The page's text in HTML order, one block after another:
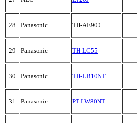
28 Panasonic TH-AE900
29 Panasonic TH-LC55
30 Panasonic TH-LB10NT
31 Panasonic PT-LW80NT